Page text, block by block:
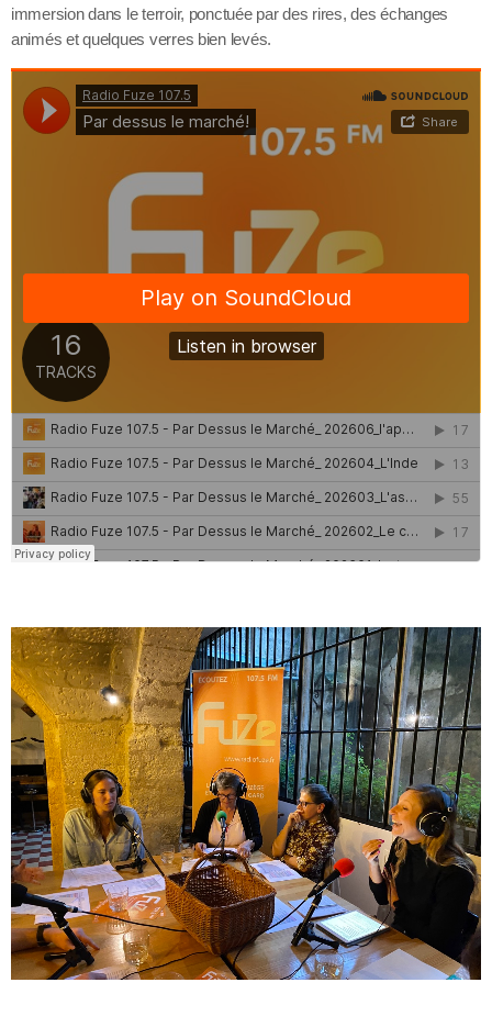
immersion dans le terroir, ponctuée par des rires, des échanges
animés et quelques verres bien levés.